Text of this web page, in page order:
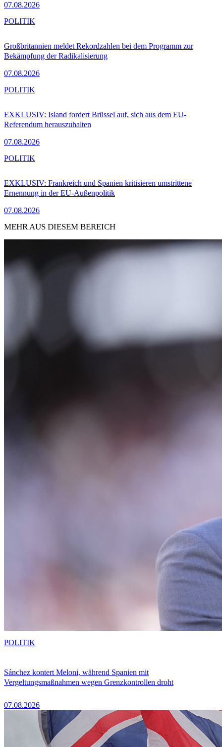
07.08.2026
Großbritannien meldet Rekordzahlen bei dem Programm zur
Bekämpfung der Radikalisierung
07.08.2026
POLITIK
EXKLUSIV: Island fordert Brüssel auf, sich aus dem EU-
Referendum herauszuhalten
07.08.2026
POLITIK
EXKLUSIV: Frankreich und Spanien kritisieren umstrittene
Ernennung in der EU-Außenpolitik
07.08.2026
POLITIK
MEHR AUS DIESEM BEREICH
Sánchez kontert Meloni, während Spanien mit
Vergeltungsmaßnahmen wegen Grenzkontrollen droht
07.08.2026
POLITIK